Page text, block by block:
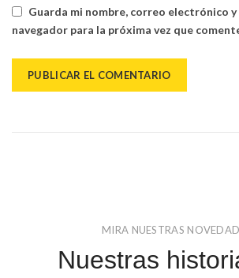
Guarda mi nombre, correo electrónico y
navegador para la próxima vez que
MIRA NUESTRAS
Nuestras